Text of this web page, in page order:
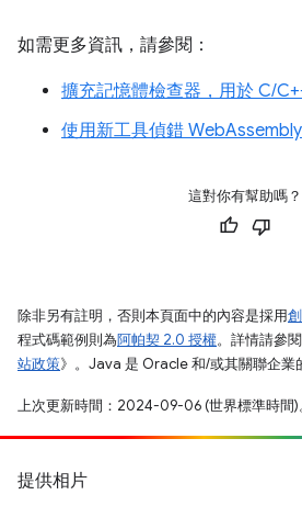
如需更多資訊，請參閱：
擴充記憶體檢查器，用於 C/
使用新工具偵錯 WebAssembly
這對你有幫助嗎？
除非另有註明，否則本頁面中的內容是採用
程式碼範例則為阿帕契 2.0 授權。詳情請參
站政策》。Java 是 Oracle 和/或其關聯企業
上次更新時間：2024-09-06 (世界標準時間)
提供相片